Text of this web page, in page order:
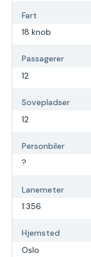
Fart
18 knob
Passagerer
12
Sovepladser
12
Personbiler
?
Lanemeter
1.356
Hjemsted
Oslo